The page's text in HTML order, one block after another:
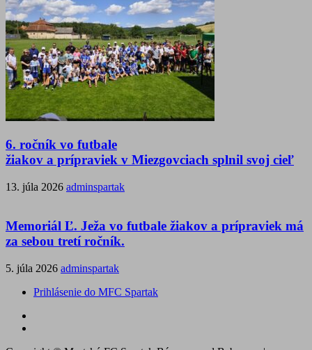
6. ročník vo futbale
žiakov a prípraviek v Miezgovciach splnil svoj cieľ
13. júla 2026 adminspartak
Memoriál Ľ. Ježa vo futbale žiakov a prípraviek má
za sebou tretí ročník.
5. júla 2026 adminspartak
Prihlásenie do MFC Spartak